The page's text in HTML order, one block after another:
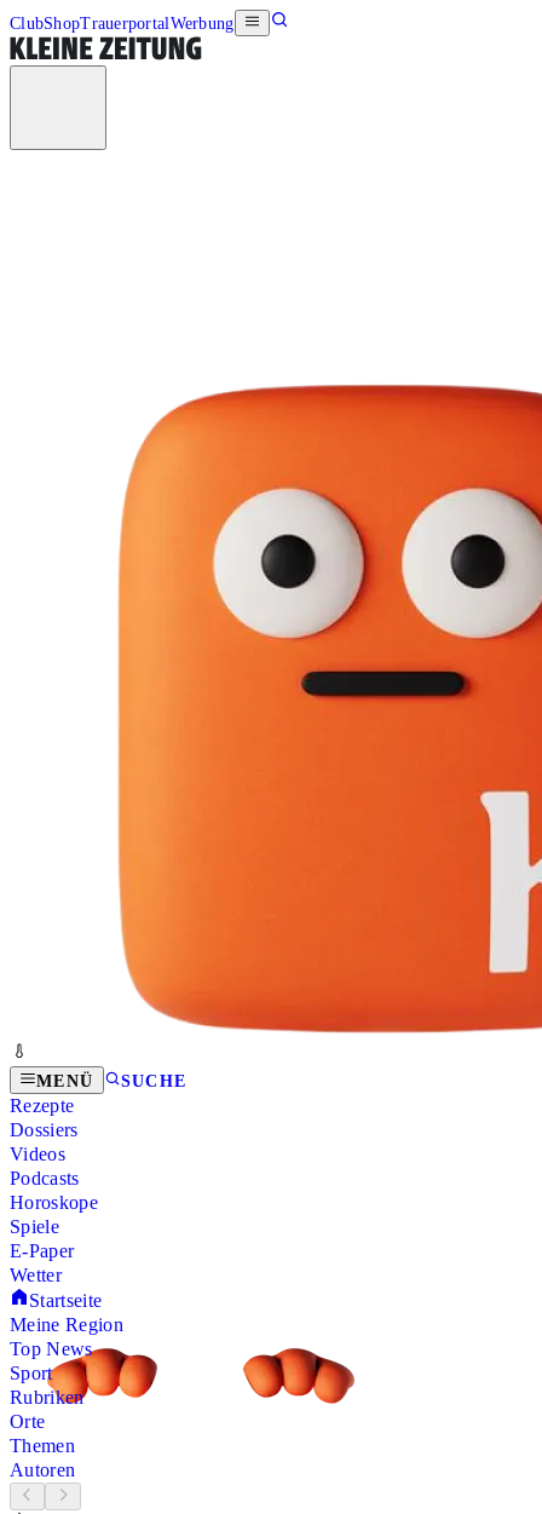
ClubShopTrauerportalWerbung
MENÜ SUCHE
Rezepte
Dossiers
Videos
Podcasts
Horoskope
Spiele
E-Paper
Wetter
Startseite
Meine Region
Top News
Sport
Rubriken
Orte
Themen
Autoren